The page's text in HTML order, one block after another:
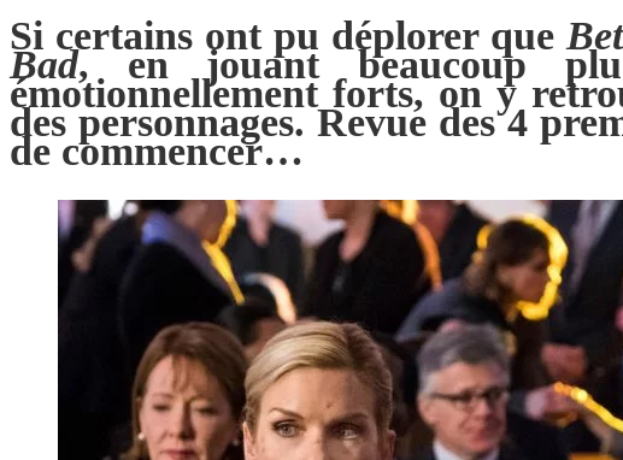
Si certains ont pu déplorer que
Bad, en jouant beaucoup
émotionnellement forts, on y
des personnages. Revue des 4
de commencer…